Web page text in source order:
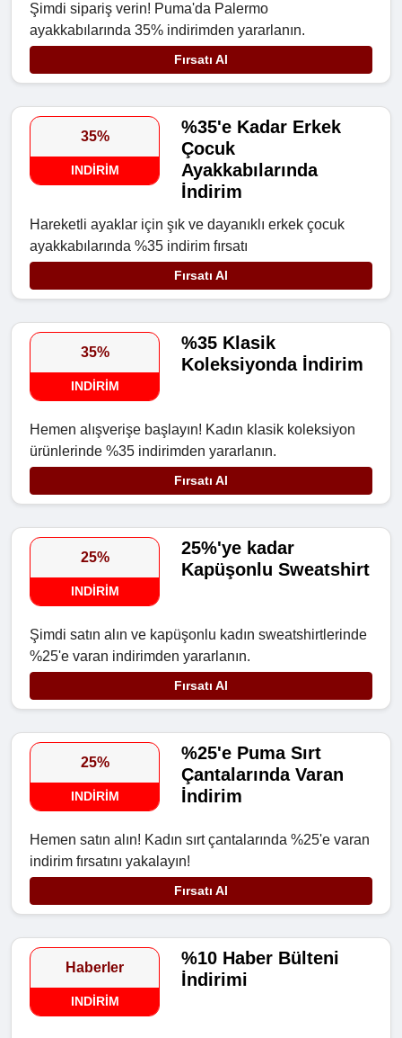
Şimdi sipariş verin! Puma'da Palermo
ayakkabılarında 35% indirimden yararlanın.
Fırsatı Al
35%
INDIRIM
%35'e Kadar Erkek
Çocuk
Ayakkabılarında
İndirim
Hareketli ayaklar için şık ve dayanıklı erkek çocuk
ayakkabılarında %35 indirim fırsatı
Fırsatı Al
35%
INDIRIM
%35 Klasik
Koleksiyonda İndirim
Hemen alışverişe başlayın! Kadın klasik koleksiyon
ürünlerinde %35 indirimden yararlanın.
Fırsatı Al
25%
INDIRIM
25%'ye kadar
Kapüşonlu Sweatshirt
Şimdi satın alın ve kapüşonlu kadın sweatshirtlerinde
%25'e varan indirimden yararlanın.
Fırsatı Al
25%
INDIRIM
%25'e Puma Sırt
Çantalarında Varan
İndirim
Hemen satın alın! Kadın sırt çantalarında %25'e varan
indirim fırsatını yakalayın!
Fırsatı Al
Haberler
INDIRIM
%10 Haber Bülteni
İndirimi